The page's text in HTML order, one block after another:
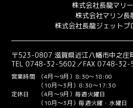
株式会社長龍マリ
株式会社マリン
株式会社長龍ジェットプ
〒523-0807 滋賀県近江八幡市中之庄
TEL 0748-32-5602／FAX 0748-32-
営業時間
（4月～9月）8:30～18:00
（10月～3月）8:30～17:30
定休日
（4月～9月）毎週火曜日
（10月～3月）毎週火曜・水曜日